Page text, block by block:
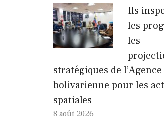
Ils
les
les
stratégiques de l’Agence
bolivarienne pour les
spatiales
8 août 2026